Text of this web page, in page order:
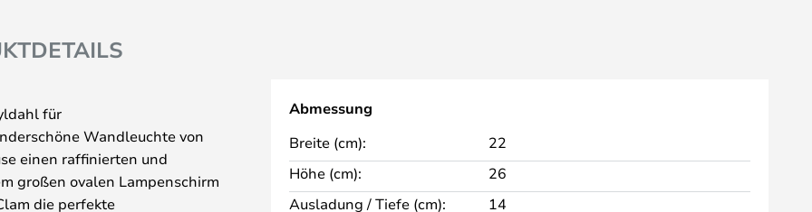
für
Wandleuchte von
einen raffinierten und
großen ovalen Lampenschirm
die perfekte
Abmessung
Breite (cm):
22
Höhe (cm):
26
Ausladung / Tiefe (cm):
14